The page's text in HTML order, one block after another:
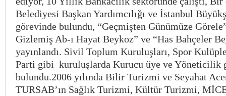
Belediyesi Başkan Yardımcılığı ve İstanbul
görevinde bulundu, “Geçmişten Günümüze
Gizlemiş Ab-ı Hayat Beykoz” ve “Has Bahçeler
yayınlandı. Sivil Toplum Kuruluşları, Spor
Parti gibi kuruluşlarda Kurucu üye ve Yöneticilik
bulundu.2006 yılında Bilir Turizmi ve Seyahat
TURSAB’ın Sağlık Turizmi, Kültür Turizmi,